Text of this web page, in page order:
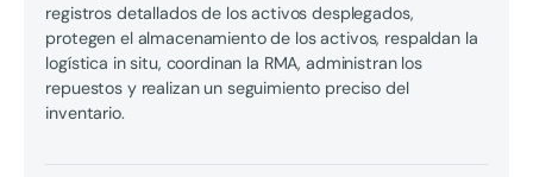
registros detallados de los activos desplegados,
protegen el almacenamiento de los activos, respaldan la
logística in situ, coordinan la RMA, administran los
repuestos y realizan un seguimiento preciso del
inventario.